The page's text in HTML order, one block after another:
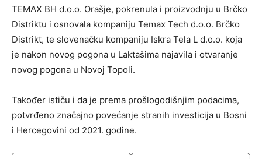
TEMAX BH d.o.o. Orašje, pokrenula i proizvodnju u Brčko
Distriktu i osnovala kompaniju Temax Tech d.o.o. Brčko
Distrikt, te slovenačku kompaniju Iskra Tela L d.o.o. koja
je nakon novog pogona u Laktašima najavila i otvaranje
novog pogona u Novoj Topoli.
Također ističu i da je prema prošlogodišnjim podacima,
potvrđeno značajno povećanje stranih investicija u Bosni
i Hercegovini od 2021. godine.